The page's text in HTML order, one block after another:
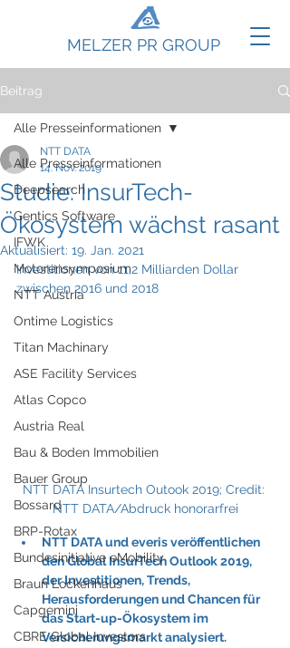
MELZER PR GROUP
Beitrag
Alle Presseinformationen
Deepsearch
Gentics Software
IFWK
Motorensymposium
NTT Austria
Ontime Logistics
Titan Machinary
ASE Facility Services
Atlas Copco
Austria Real
Bau & Boden Immobilien
Bauer Group
Bossard
BRP-Rotax
Bundesinitiative eMobility
Braun Lockenhaus
Capgemini
CBRE Global Investors
Alle Presseinformationen
Studie: InsurTech-
Ökosystem wächst rasant
NTT DATA
14. Nov. 2019
Aktualisiert: 19. Jan. 2021
Investitionen von 11,2 Milliarden Dollar
zwischen 2016 und 2018
NTT DATA Insurtech Outook 2019; Credit:
NTT DATA/Abdruck honorarfrei
NTT DATA und everis veröffentlichen
den Global InsurTech Outlook 2019,
der Investitionen, Trends,
Herausforderungen und Chancen für
das Start-up-Ökosystem im
Versicherungsmarkt analysiert.